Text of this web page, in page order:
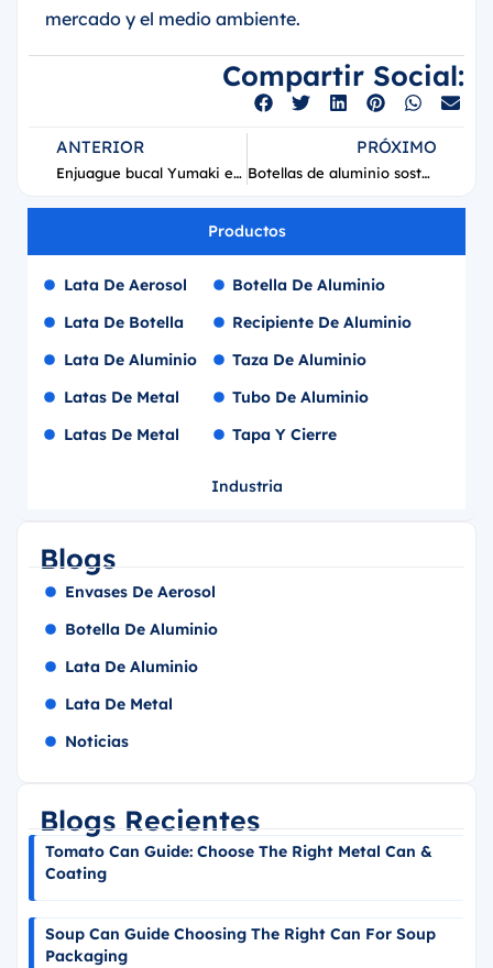
mercado y el medio ambiente.
Compartir Social:
ANTERIOR
Enjuague bucal Yumaki en botella de aluminio de 100 ml
PRÓXIMO
Botellas de aluminio sostenibles Yuengling de 16 oz
Productos
Industria
Lata De Aerosol
Lata De Botella
Lata De Aluminio
Latas De Metal
Latas De Metal
Botella De Aluminio
Recipiente De Aluminio
Taza De Aluminio
Tubo De Aluminio
Tapa Y Cierre
Blogs
Envases De Aerosol
Botella De Aluminio
Lata De Aluminio
Lata De Metal
Noticias
Blogs Recientes
Tomato Can Guide: Choose The Right Metal Can &
Coating
Soup Can Guide Choosing The Right Can For Soup
Packaging